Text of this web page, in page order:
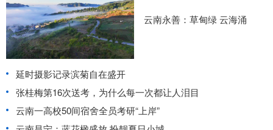
云南永善：草甸绿 云海涌
延时摄影记录滨菊自在盛开
张桂梅第16次送考，为什么每一次都让人泪目
云南一高校50间宿舍全员考研“上岸”